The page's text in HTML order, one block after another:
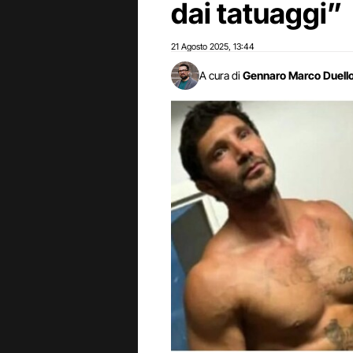
dai tatuaggi”
21 Agosto 2025 13:44
A cura di Gennaro Marco